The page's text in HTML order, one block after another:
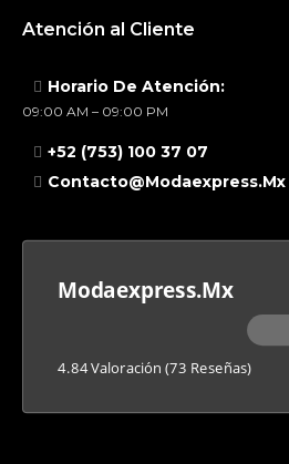
Atención al Cliente
Horario De Atención:
09:00 AM – 09:00 PM
+52 (753) 100 37 07
Contacto@modaexpress.mx
Modaexpress.mx
4.84 Valoración (73 Reseñas)